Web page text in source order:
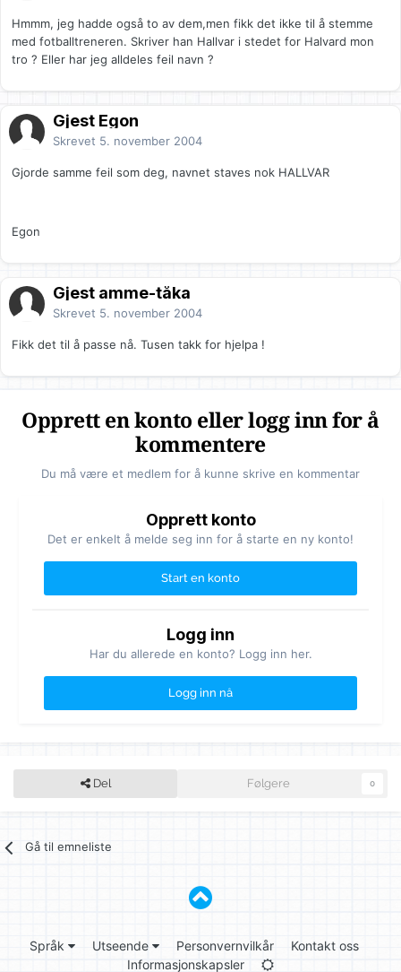
Hmmm, jeg hadde også to av dem,men fikk det ikke til å stemme
med fotballtreneren. Skriver han Hallvar i stedet for Halvard mon
tro ? Eller har jeg alldeles feil navn ?
Gjest Egon
Skrevet 5. november 2004
Gjorde samme feil som deg, navnet staves nok HALLVAR
Egon
Gjest amme-tåka
Skrevet 5. november 2004
Fikk det til å passe nå. Tusen takk for hjelpa !
Opprett en konto eller logg inn for å
kommentere
Du må være et medlem for å kunne skrive en kommentar
Opprett konto
Det er enkelt å melde seg inn for å starte en ny konto!
Start en konto
Logg inn
Har du allerede en konto? Logg inn her.
Logg inn nå
Del Følgere 0
Gå til emneliste
Språk Utseende Personvernvilkår
Kontakt oss
Informasjonskapsler